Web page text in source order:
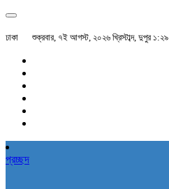
ঢাকা শুক্রবার, ৭ই আগস্ট, ২০২৬ খ্রিস্টাব্দ, দুপুর ১:২৯
প্রচ্ছদ